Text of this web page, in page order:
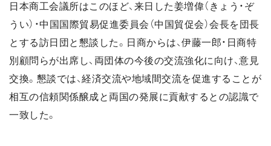
日本商工会議所はこのほど、来日した姜増偉（きょう・ぞ
うい）・中国国際貿易促進委員会（中国貿促会）会長を団長
とする訪日団と懇談した。日商からは、伊藤一郎・日商特
別顧問らが出席し、両団体の今後の交流強化に向け、意見
交換。懇談では、経済交流や地域間交流を促進することが
相互の信頼関係醸成と両国の発展に貢献するとの認識で
一致した。